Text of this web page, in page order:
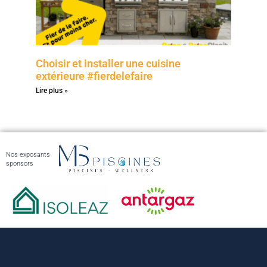
Choisir et installer une cuisine
extérieure #fierdelefaire
Lire plus »
Nos exposants
sponsors